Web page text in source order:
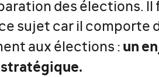
des élections. Il
sujet car il comporte
aux élections :un